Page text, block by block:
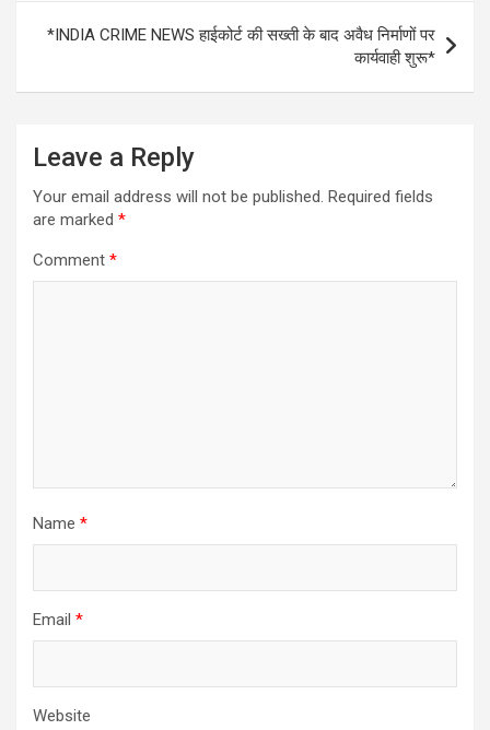
*INDIA CRIME NEWS हाईकोर्ट की सख्ती के बाद अवैध निर्माणों पर
कार्यवाही शुरू*
Leave a Reply
Your email address will not be published. Required fields
are marked *
Comment *
Name *
Email *
Website